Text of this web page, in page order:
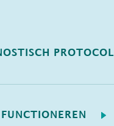
PROTOCOL